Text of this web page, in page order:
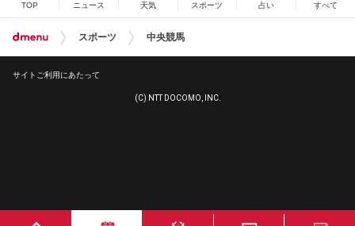
TOP ニュース 天気 スポーツ 占い すべて
スポーツ 中央競馬
サイトご利用にあたって
(C) NTT DOCOMO, INC.